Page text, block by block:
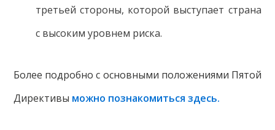
третьей стороны, которой выступает страна
с высоким уровнем риска.
Более подробно с основными положениями Пятой
Директивы можно познакомиться здесь.